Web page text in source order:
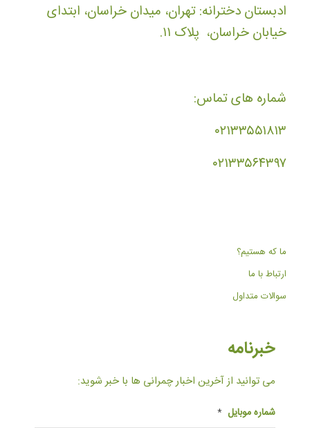
ادبستان دخترانه: تهران، میدان خراسان، ابتدای
خیابان خراسان، پلاک ۱۱.
شماره های تماس:
۰۲۱۳۳۵۵۱۸۱۳
۰۲۱۳۳۵۶۴۳۹۷
ما که هستیم؟
ارتباط با ما
سوالات متداول
خبرنامه
می توانید از آخرین اخبار چمرانی ها با خبر شوید:
شماره موبایل *